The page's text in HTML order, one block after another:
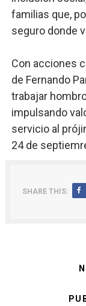
familias que,
seguro donde
Con acciones
de Fernando
trabajar
impulsando
servicio al
24 de
SHARE THIS: